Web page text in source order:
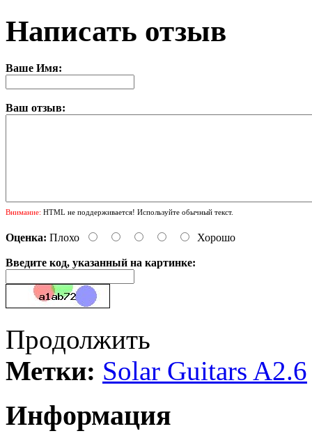
Написать отзыв
Ваше Имя:
Ваш отзыв:
Внимание: HTML не поддерживается! Используйте обычный текст.
Оценка: Плохо Хорошо
Введите код, указанный на картинке:
Продолжить
Метки: Solar Guitars A2.6
Информация